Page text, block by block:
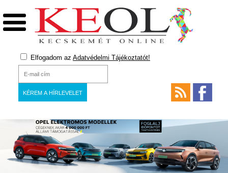
Elfogadom az Adatvédelmi Tájékoztatót!